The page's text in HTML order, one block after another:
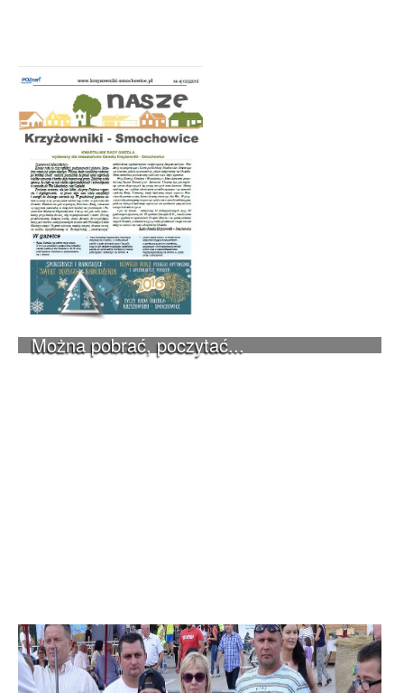
Można pobrać, poczytać...